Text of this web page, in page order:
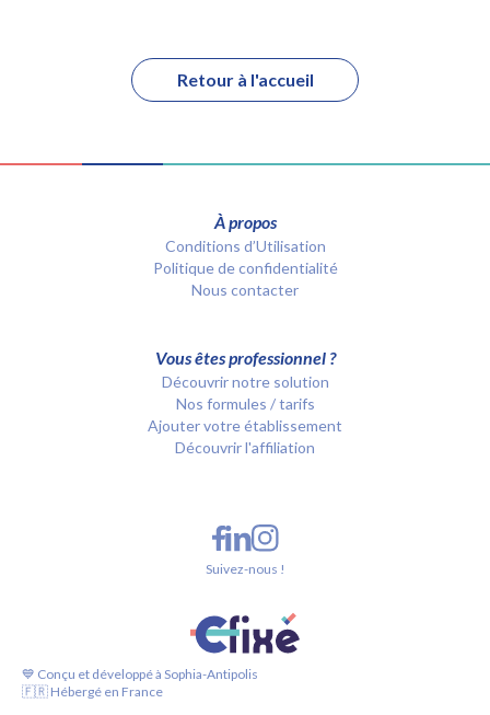
Retour à l'accueil
À propos
Conditions d’Utilisation
Politique de confidentialité
Nous contacter
Vous êtes professionnel ?
Découvrir notre solution
Nos formules / tarifs
Ajouter votre établissement
Découvrir l'affiliation
💙 Conçu et développé à Sophia-Antipolis
🇫🇷 Hébergé en France
Suivez-nous !